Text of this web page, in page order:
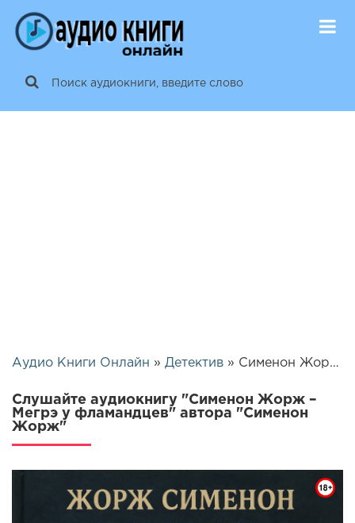
Аудио Книги Онлайн » Детектив » Сименон Жорж – Мегрэ у фламандцев | 25502
Слушайте аудиокнигу "Сименон Жорж –
Мегрэ у фламандцев" автора "Сименон
Жорж"